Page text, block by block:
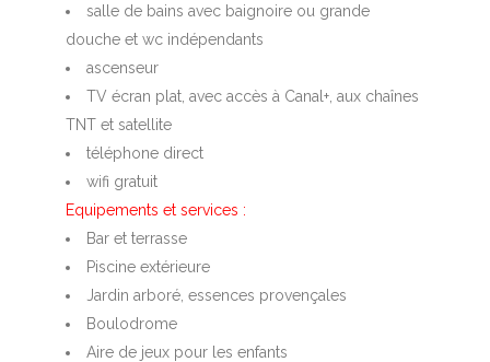
salle de bains avec baignoire ou grande
douche et wc indépendants
ascenseur
TV écran plat, avec accès à Canal+, aux chaînes
TNT et satellite
téléphone direct
wifi gratuit
Equipements et services :
Bar et terrasse
Piscine extérieure
Jardin arboré, essences provençales
Boulodrome
Aire de jeux pour les enfants